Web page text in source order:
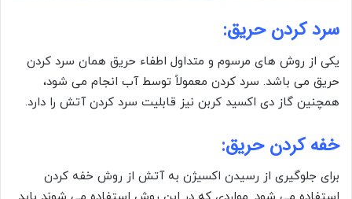
سرد کردن حریق:
یکی از روش های مرسوم و متداول اطفاء حریق همان سرد کردن
حریق می باشد. سرد کردن معمولاً توسط آب انجام می شود،
همچنین گاز دی اکسید کربن نیز قابلیت سرد کردن آتش را دارد.
خفه کردن حریق:
برای جلوگیری از رسیدن اکسیژن به آتش از روش خفه کردن